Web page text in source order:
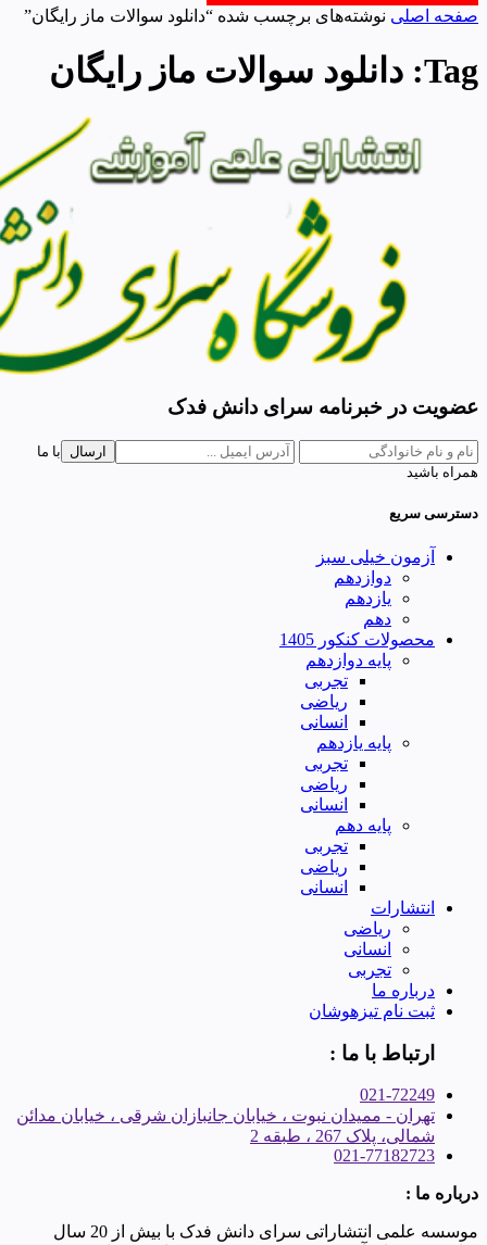
صفحه اصلی نوشته‌های برچسب شده “دانلود سوالات ماز رایگان”
Tag: دانلود سوالات ماز رایگان
عضویت در خبرنامه سرای دانش فدک
ارسال
با ما
همراه باشید
دسترسی سریع
آزمون خیلی سبز
دوازدهم
یازدهم
دهم
محصولات کنکور 1405
پایه دوازدهم
تجربی
ریاضی
انسانی
پایه یازدهم
تجربی
ریاضی
انسانی
پایه دهم
تجربی
ریاضی
انسانی
انتشارات
ریاضی
انسانی
تجربی
درباره ما
ثبت نام تیزهوشان
ارتباط با ما :
021-72249
تهران - ممیدان نبوت ، خیابان جانبازان شرقی ، خیابان مدائن
شمالی، پلاک 267 ، طبقه 2
021-77182723
درباره ما :
موسسه علمی انتشاراتی سرای دانش فدک با بیش از 20 سال